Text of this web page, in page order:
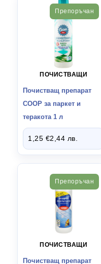
Препоръчан
ПОЧИСТВАЩИ
Почистващ препарат
СООР за паркет и
теракота 1 л
1,25 €2,44 лв.
Препоръчан
ПОЧИСТВАЩИ
Почистващ препарат